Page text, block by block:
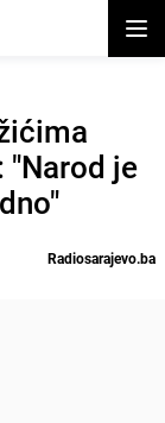
"Narod je
Radiosarajevo.ba